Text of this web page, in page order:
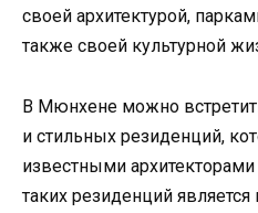
своей архитектурой,
также своей культурной
В Мюнхене можно
и стильных резиденций,
известными
таких резиденций